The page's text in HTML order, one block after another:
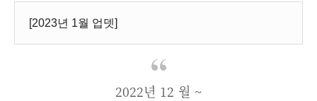
[2023년 1월 업뎃]
2022년 12 월 ~